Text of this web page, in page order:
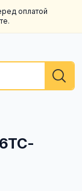
оплатой